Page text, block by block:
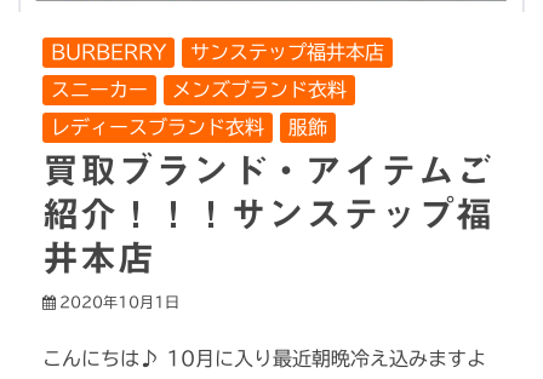
BURBERRY
サンステップ福井本店
スニーカー
メンズブランド衣料
レディースブランド衣料
服飾
買取ブランド・アイテムご
紹介！！！サンステップ福
井本店
2020年10月1日
こんにちは♪ 10月に入り最近朝晩冷え込みますよ